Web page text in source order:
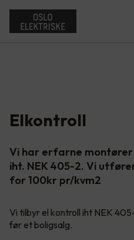
Elkontroll
Vi har erfarne
iht. NEK 405-2. Vi
for 100kr pr/kvm2
Vi tilbyr el kontroll iht NEK
før et boligsalg.